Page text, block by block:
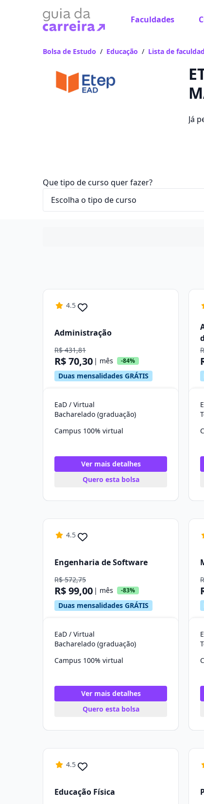
Faculdades
Bolsa de Estudo / Educação / Lista de
Já
Que tipo de curso quer fazer?
4.5
Administração
R$ 431,81
R$ 70,30 | mês -84%
Duas mensalidades GRÁTIS
EaD / Virtual
Bacharelado (graduação)
Campus 100% virtual
Ver mais detalhes
Quero esta bolsa
4.5
Engenharia de Software
R$ 572,75
R$ 99,00 | mês -83%
Duas mensalidades GRÁTIS
EaD / Virtual
Bacharelado (graduação)
Campus 100% virtual
Ver mais detalhes
Quero esta bolsa
4.5
Educação Física